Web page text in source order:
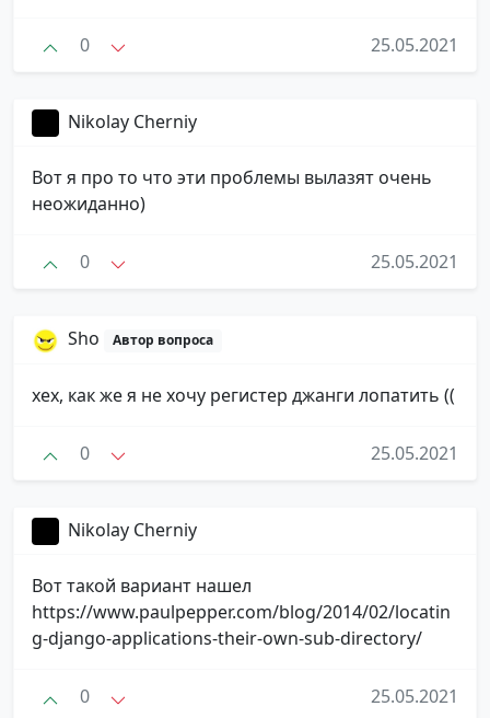
0 25.05.2021
Nikolay Cherniy
Вот я про то что эти проблемы вылазят очень
неожиданно)
0 25.05.2021
Sho Автор вопроса
хех, как же я не хочу регистер джанги лопатить ((
0 25.05.2021
Nikolay Cherniy
Вот такой вариант нашел
https://www.paulpepper.com/blog/2014/02/locatin
g-django-applications-their-own-sub-directory/
0 25.05.2021